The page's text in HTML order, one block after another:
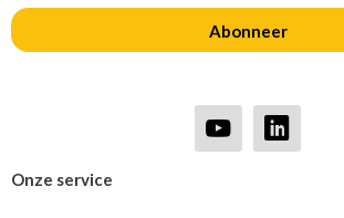
Onze service
Abonneer